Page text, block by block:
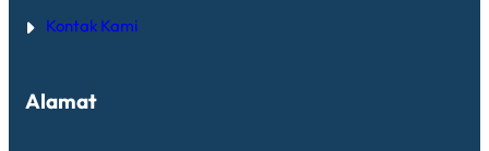
Kontak Kami
Alamat